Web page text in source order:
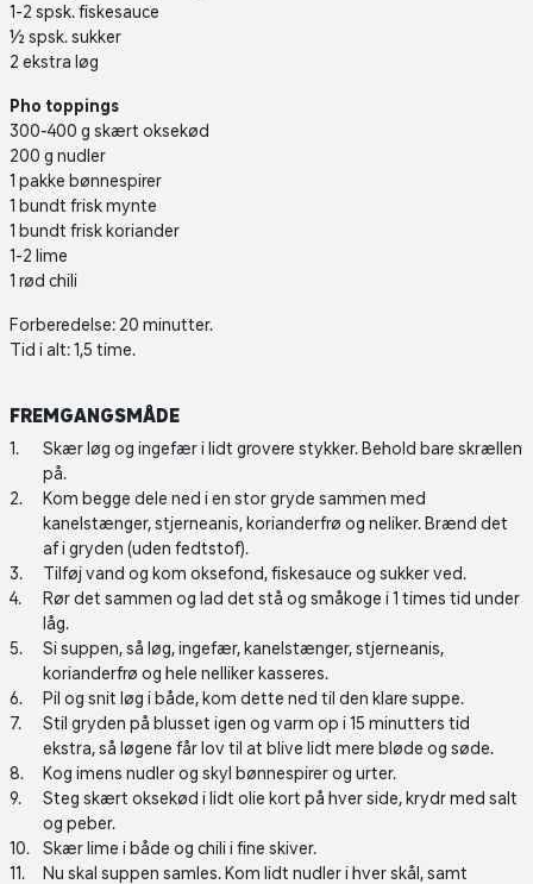
1-2 spsk. fiskesauce
½ spsk. sukker
2 ekstra løg
Pho toppings
300-400 g skært oksekød
200 g nudler
1 pakke bønnespirer
1 bundt frisk mynte
1 bundt frisk koriander
1-2 lime
1 rød chili
Forberedelse: 20 minutter.
Tid i alt: 1,5 time.
FREMGANGSMÅDE
Skær løg og ingefær i lidt grovere stykker. Behold bare skrællen
på.
Kom begge dele ned i en stor gryde sammen med
kanelstænger, stjerneanis, korianderfrø og neliker. Brænd det
af i gryden (uden fedtstof).
Tilføj vand og kom oksefond, fiskesauce og sukker ved.
Rør det sammen og lad det stå og småkoge i 1 times tid under
låg.
Si suppen, så løg, ingefær, kanelstænger, stjerneanis,
korianderfrø og hele nelliker kasseres.
Pil og snit løg i både, kom dette ned til den klare suppe.
Stil gryden på blusset igen og varm op i 15 minutters tid
ekstra, så løgene får lov til at blive lidt mere bløde og søde.
Kog imens nudler og skyl bønnespirer og urter.
Steg skært oksekød i lidt olie kort på hver side, krydr med salt
og peber.
Skær lime i både og chili i fine skiver.
Nu skal suppen samles. Kom lidt nudler i hver skål, samt